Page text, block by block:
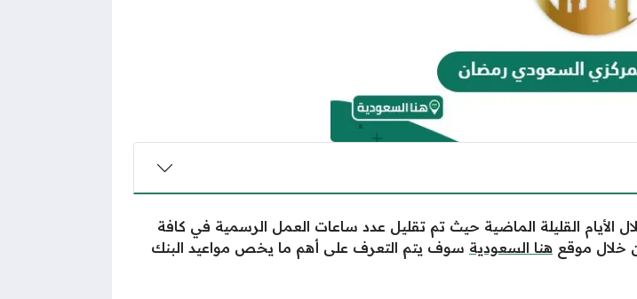
الأيام القليلة الماضية حيث تم تقليل عدد ساعات العمل الرسمية في كافة
خلال موقع هنا السعودية سوف يتم التعرف على أهم ما يخص مواعيد البنك